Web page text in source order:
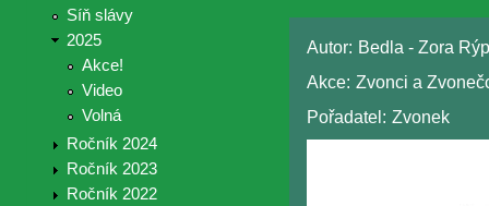
Síň slávy
2025
Akce!
Video
Volná
Ročník 2024
Ročník 2023
Ročník 2022
Autor: Bedla - Zora
Akce: Zvonci a
Pořadatel: Zvonek